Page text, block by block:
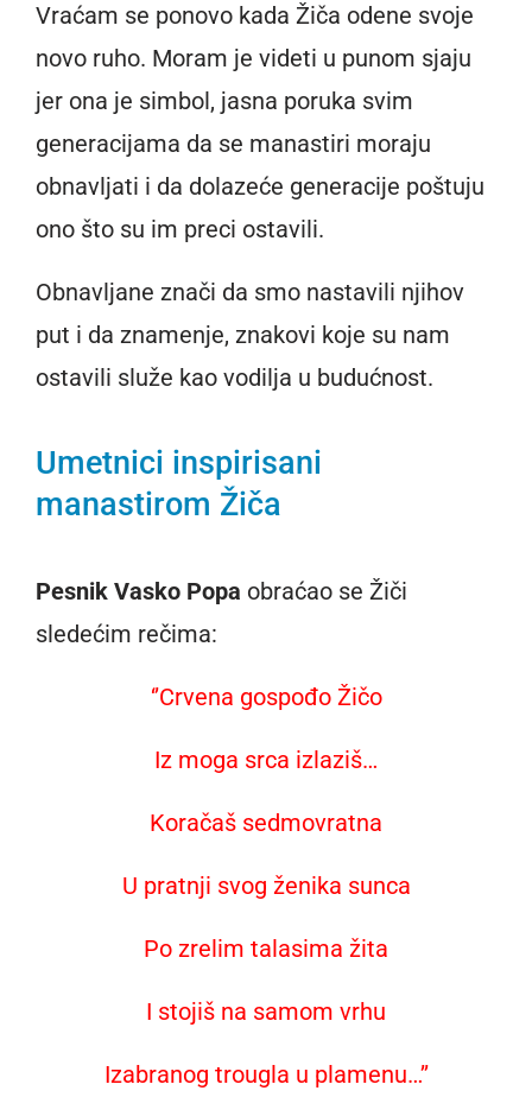
Vraćam se ponovo kada Žiča odene svoje
novo ruho. Moram je videti u punom sjaju
jer ona je simbol, jasna poruka svim
generacijama da se manastiri moraju
obnavljati i da dolazeće generacije poštuju
ono što su im preci ostavili.
Obnavljane znači da smo nastavili njihov
put i da znamenje, znakovi koje su nam
ostavili služe kao vodilja u budućnost.
Umetnici inspirisani
manastirom Žiča
Pesnik Vasko Popa obraćao se Žiči
sledećim rečima:
‘’Crvena gospođo Žičo
Iz moga srca izlaziš…
Koračaš sedmovratna
U pratnji svog ženika sunca
Po zrelim talasima žita
I stojiš na samom vrhu
Izabranog trougla u plamenu…’’